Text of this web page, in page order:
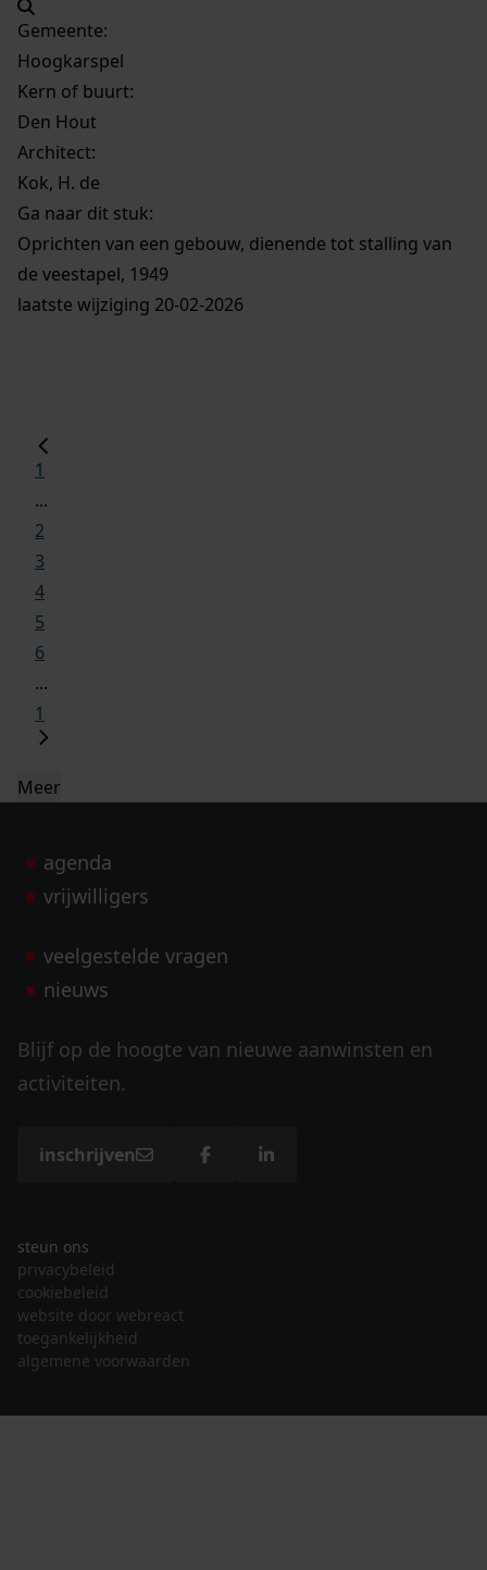
Gemeente:
Hoogkarspel
Kern of buurt:
Den Hout
Architect:
Kok, H. de
Ga naar dit stuk:
Oprichten van een gebouw, dienende tot stalling van
de veestapel, 1949
laatste wijziging 20-02-2026
1
...
2
3
4
5
6
...
1
Meer
agenda
vrijwilligers
veelgestelde vragen
nieuws
Blijf op de hoogte van nieuwe aanwinsten en
activiteiten.
inschrijven
steun ons
privacybeleid
cookiebeleid
website door webreact
toegankelijkheid
algemene voorwaarden